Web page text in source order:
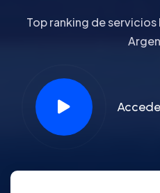
Top ranking de